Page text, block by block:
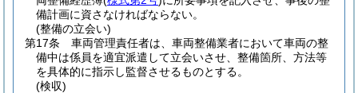
備計画に資さなければならない。
(整備の立会い)
第17条
車両管理責任者は、車両整備業者において車両の整
備中は係員を適宜派遣して立会いさせ、整備箇所、方法等
を具体的に指示し監督させるものとする。
(検収)